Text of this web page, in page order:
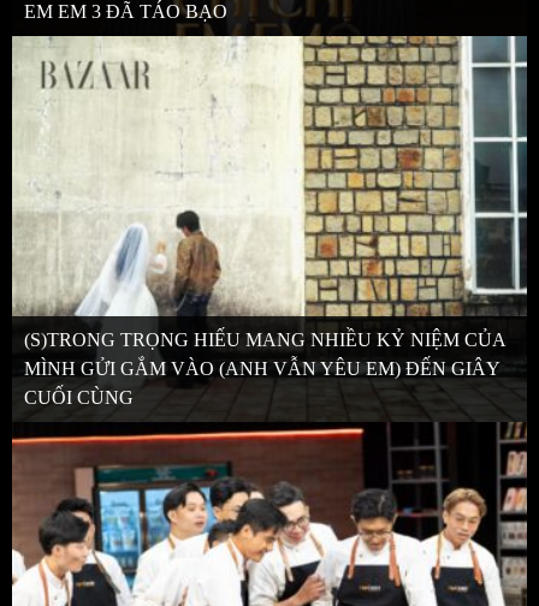
EM EM 3 ĐÃ TÁO BẠO
(S)TRONG TRỌNG HIẾU MANG NHIỀU KỶ NIỆM CỦA
MÌNH GỬI GẮM VÀO (ANH VẪN YÊU EM) ĐẾN GIÂY
CUỐI CÙNG